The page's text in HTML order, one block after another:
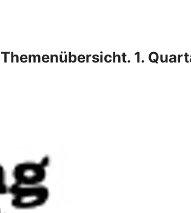
Themenübersicht. 1.